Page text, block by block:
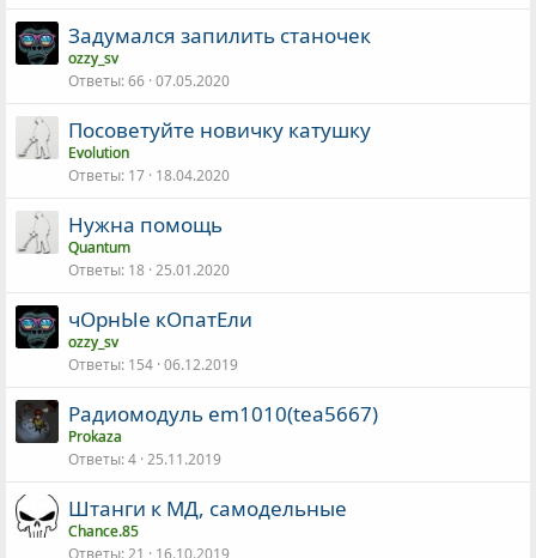
Задумался запилить станочек
ozzy_sv
Ответы 66 07.05.2020
Посоветуйте новичку катушку
Evolution
Ответы 17 18.04.2020
Нужна помощь
Quantum
Ответы 18 25.01.2020
чОрнЫе кОпатЕли
ozzy_sv
Ответы 154 06.12.2019
Радиомодуль em1010(tea5667)
Prokaza
Ответы 4 25.11.2019
Штанги к МД, самодельные
Chance.85
Ответы 21 16.10.2019